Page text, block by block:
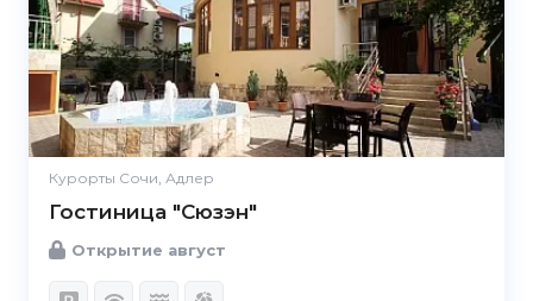
Курорты Сочи, Адлер
Гостиница "Сюзэн"
Открытие август